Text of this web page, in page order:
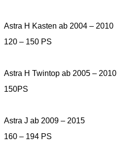
Astra H Kasten ab 2004 – 2010
120 – 150 PS
Astra H Twintop ab 2005 – 2010
150PS
Astra J ab 2009 – 2015
160 – 194 PS